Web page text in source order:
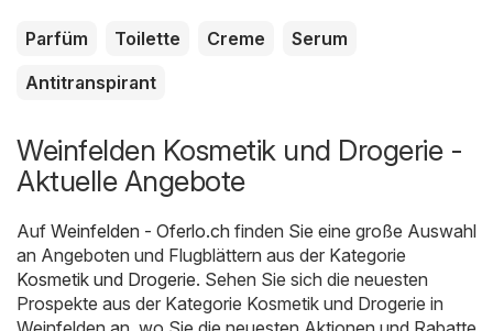
Parfüm Toilette Creme
Serum
Antitranspirant
Weinfelden Kosmetik und Drogerie -
Aktuelle Angebote
Auf Weinfelden - Oferlo.ch finden Sie eine große Auswahl
an Angeboten und Flugblättern aus der Kategorie
Kosmetik und Drogerie. Sehen Sie sich die neuesten
Prospekte aus der Kategorie Kosmetik und Drogerie in